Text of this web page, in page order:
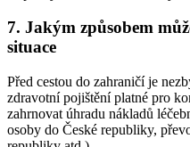
7. Jakým způsobem
situace
Před cestou do zahraničí je
zdravotní pojištění platné pro
zahrnovat úhradu nákladů
osoby do České republiky,